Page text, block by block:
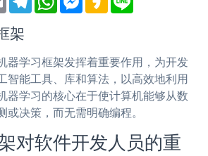
m
i
l
e
a
m
h
p
e
g
e
r
a
架
器学习框架发挥着重要作用，为开发
智能工具、库和算法，以高效地利用
器学习的核心在于使计算机能够从数
决策，而无需明确编程。
对软件开发人员的重